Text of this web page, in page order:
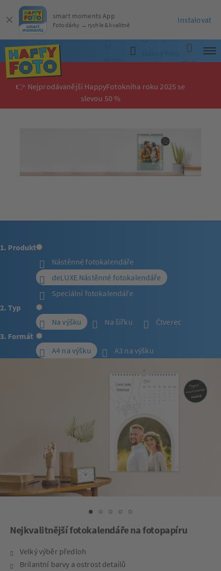
Přihlásit
Hledat
👉 Nejprodávanější HappyFotokniha roku 2025 se
slevou 50 %
1. Produkt
Nástěnné fotokalendáře
deLUXE Nástěnné fotokalendáře
Speciální fotokalendáře
2. Typ
Na výšku
Na šířku
Čtverec
3. Formát
A4 na výšku
A3 na výšku
Nejkvalitnější fotokalendáře na fotopapíru
Velký výběr předloh
Brilantní barvy a ostrost detailů
smart moments App
Fotodárky → rychle & kvalitně
Instalovat